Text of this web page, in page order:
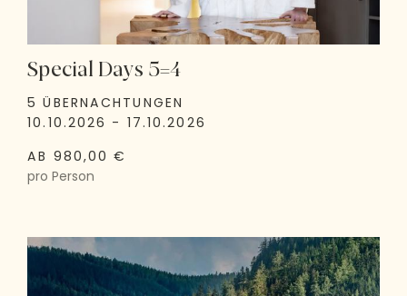
Special Days 5=4
5 ÜBERNACHTUNGEN
10.10.2026 - 17.10.2026
AB 980,00 €
pro Person